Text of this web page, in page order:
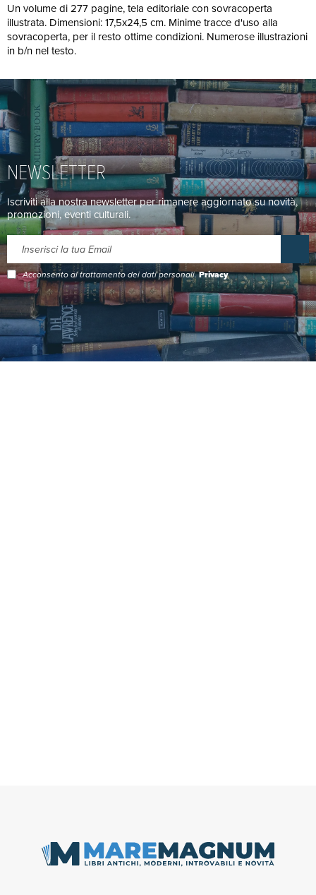
Un volume di 277 pagine, tela editoriale con sovracoperta
illustrata. Dimensioni: 17,5x24,5 cm. Minime tracce d'uso alla
sovracoperta, per il resto ottime condizioni. Numerose illustrazioni
in b/n nel testo.
NEWSLETTER
Iscriviti alla nostra newsletter per rimanere aggiornato su novità,
promozioni, eventi culturali.
Acconsento al trattamento dei dati personali.Privacy